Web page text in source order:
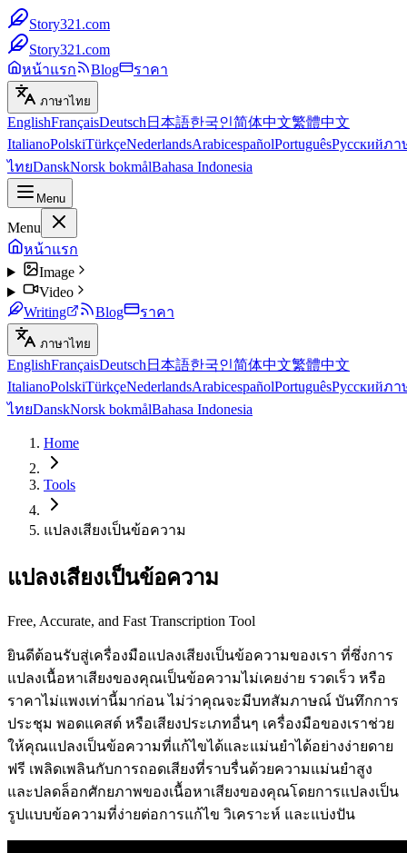
Story321.com
Story321.com
หน้าแรก
Blog ราคา
ภาษาไทย
EnglishFrançaisDeutsch 日本語한국인简体中文繁體中文
ItalianoPolskiTürkçeNederlandsArabicespañolPortuguêsРусскийภา
ไทยDanskNorsk bokmålBahasa Indonesia
Menu
Menu
หน้าแรก
Image
Video
Writing
Blog ราคา
ภาษาไทย
EnglishFrançaisDeutsch 日本語한국인简体中文繁體中文
ItalianoPolskiTürkçeNederlandsArabicespañolPortuguêsРусскийภา
ไทยDanskNorsk bokmålBahasa Indonesia
Home
Tools
แปลงเสียงเป็นข้อความ
แปลงเสียงเป็นข้อความ
Free, Accurate, and Fast Transcription Tool
ยินดีต้อนรับสู่เครื่องมือแปลงเสียงเป็นข้อความของเรา ที่ซึ่งการ
แปลงเนื้อหาเสียงของคุณเป็นข้อความไม่เคยง่าย รวดเร็ว หรือ
ราคาไม่แพงเท่านี้มาก่อน ไม่ว่าคุณจะมีบทสัมภาษณ์ บันทึกการ
ประชุม พอดแคสต์ หรือเสียงประเภทอื่นๆ เครื่องมือของเราช่วย
ให้คุณแปลงเป็นข้อความที่แก้ไขได้และแม่นยำได้อย่างง่ายดาย
ฟรี เพลิดเพลินกับการถอดเสียงที่ราบรื่นด้วยความแม่นยำสูง
และปลดล็อกศักยภาพของเนื้อหาเสียงของคุณโดยการแปลงเป็น
รูปแบบข้อความที่ง่ายต่อการแก้ไข วิเคราะห์ และแบ่งปัน